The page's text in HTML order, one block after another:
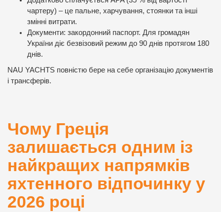
чартеру) – це пальне, харчування, стоянки та інші
змінні витрати.
Документи: закордонний паспорт. Для громадян
України діє безвізовий режим до 90 днів протягом 180
днів.
NAU YACHTS повністю бере на себе організацію документів
і трансферів.
Чому Греція
залишається одним із
найкращих напрямків
яхтенного відпочинку у
2026 році